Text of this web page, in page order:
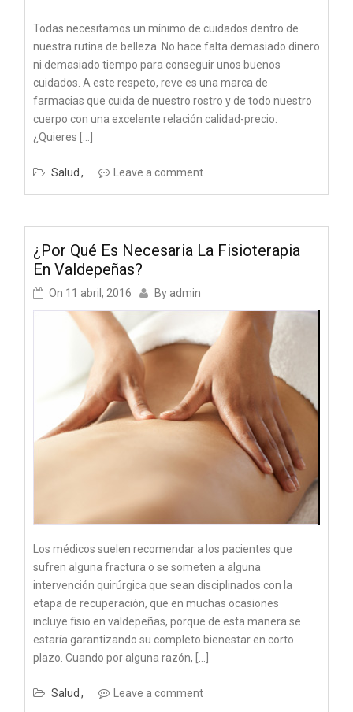
Todas necesitamos un mínimo de cuidados dentro de
nuestra rutina de belleza. No hace falta demasiado dinero
ni demasiado tiempo para conseguir unos buenos
cuidados. A este respeto, reve es una marca de
farmacias que cuida de nuestro rostro y de todo nuestro
cuerpo con una excelente relación calidad-precio.
¿Quieres […]
Salud Leave a comment
¿Por Qué Es Necesaria La Fisioterapia
En Valdepeñas?
On 11 abril, 2016 By admin
Los médicos suelen recomendar a los pacientes que
sufren alguna fractura o se someten a alguna
intervención quirúrgica que sean disciplinados con la
etapa de recuperación, que en muchas ocasiones
incluye fisio en valdepeñas, porque de esta manera se
estaría garantizando su completo bienestar en corto
plazo. Cuando por alguna razón, […]
Salud Leave a comment